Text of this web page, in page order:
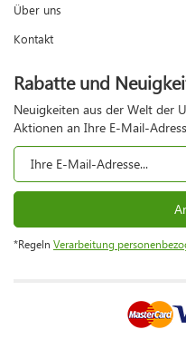
Über uns
Kontakt
Rabatte und
Neuigkeiten aus der Welt der
Aktionen an Ihre E-Mail-
*Regeln Verarbeitung